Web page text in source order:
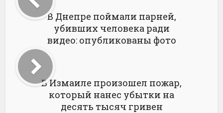
В Днепре поймали парней,
убивших человека ради
видео: опубликованы фото
В Измаиле произошел пожар,
который нанес убытки на
десять тысяч гривен